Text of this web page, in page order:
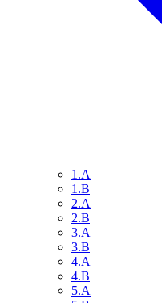
1.A
1.B
2.A
2.B
3.A
3.B
4.A
4.B
5.A